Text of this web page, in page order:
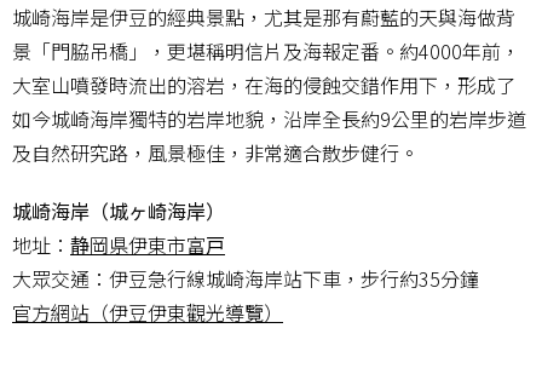
城崎海岸是伊豆的經典景點，尤其是那有蔚藍的天與海做背
景「門脇吊橋」，更堪稱明信片及海報定番。約4000年前，
大室山噴發時流出的溶岩，在海的侵蝕交錯作用下，形成了
如今城崎海岸獨特的岩岸地貌，沿岸全長約9公里的岩岸步道
及自然研究路，風景極佳，非常適合散步健行。
城崎海岸（城ヶ崎海岸）
地址： 静岡県伊東市富戸
大眾交通：伊豆急行線城崎海岸站下車，步行約35分鐘
官方網站（伊豆伊東觀光導覽）